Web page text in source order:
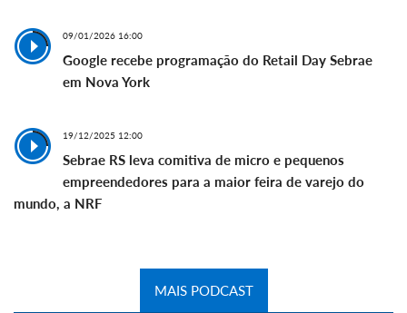
09/01/2026 16:00
Google recebe programação do Retail Day Sebrae
em Nova York
19/12/2025 12:00
Sebrae RS leva comitiva de micro e pequenos
empreendedores para a maior feira de varejo do
mundo, a NRF
MAIS PODCAST